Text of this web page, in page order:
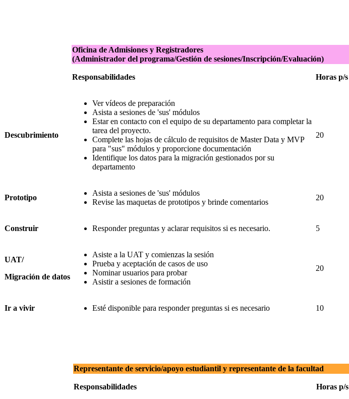
Oficina de Admisiones y Registradores
(Administrador del programa/Gestión de sesiones/Inscripción/Evaluación)
Responsabilidades Horas p/s
Descubrimiento
Ver vídeos de preparación
Asista a sesiones de 'sus' módulos
Estar en contacto con el equipo de su departamento para completar la
tarea del proyecto.
Complete las hojas de cálculo de requisitos de Master Data y MVP
para "sus" módulos y proporcione documentación
Identifique los datos para la migración gestionados por su
departamento
20
Prototipo
Asista a sesiones de 'sus' módulos
Revise las maquetas de prototipos y brinde comentarios
20
Construir Responder preguntas y aclarar requisitos si es necesario. 5
UAT/
Migración de datos
Asiste a la UAT y comienzas la sesión
Prueba y aceptación de casos de uso
Nominar usuarios para probar
Asistir a sesiones de formación
20
Ir a vivir Esté disponible para responder preguntas si es necesario 10
Representante de servicio/apoyo estudiantil y representante de la facultad
Responsabilidades Horas p/s